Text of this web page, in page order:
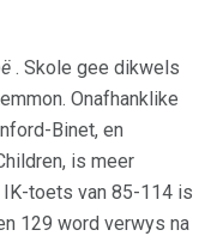
. Skole gee dikwels
Onafhanklike
Binet, en
is meer
toets van 85-114 is
129 word verwys na